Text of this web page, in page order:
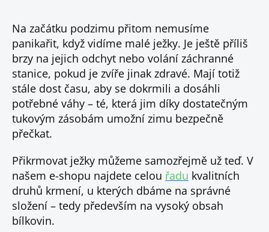
Na začátku podzimu přitom nemusíme
panikařit, když vidíme malé ježky. Je ještě příliš
brzy na jejich odchyt nebo volání záchranné
stanice, pokud je zvíře jinak zdravé. Mají totiž
stále dost času, aby se dokrmili a dosáhli
potřebné váhy – té, která jim díky dostatečným
tukovým zásobám umožní zimu bezpečně
přečkat.
Přikrmovat ježky můžeme samozřejmě už teď. V
našem e-shopu najdete celou řadu kvalitních
druhů krmení, u kterých dbáme na správné
složení – tedy především na vysoký obsah
bílkovin.